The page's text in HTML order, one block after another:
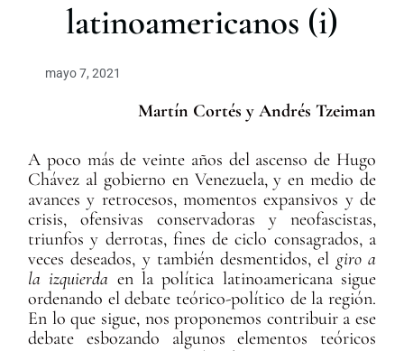
latinoamericanos (i)
mayo 7, 2021
Martín Cortés y Andrés Tzeiman
A poco más de veinte años del ascenso de Hugo
Chávez al gobierno en Venezuela, y en medio de
avances y retrocesos, momentos expansivos y de
crisis, ofensivas conservadoras y neofascistas,
triunfos y derrotas, fines de ciclo consagrados, a
veces deseados, y también desmentidos, el giro a
la izquierda en la política latinoamericana sigue
ordenando el debate teórico-político de la región.
En lo que sigue, nos proponemos contribuir a ese
debate esbozando algunos elementos teóricos